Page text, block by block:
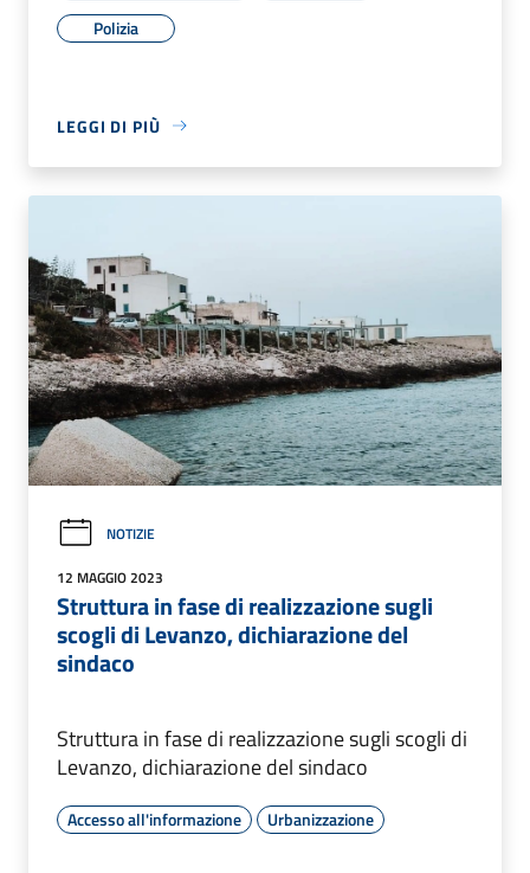
Polizia
LEGGI DI PIÙ
NOTIZIE
12 MAGGIO 2023
Struttura in fase di realizzazione sugli
scogli di Levanzo, dichiarazione del
sindaco
Struttura in fase di realizzazione sugli scogli di
Levanzo, dichiarazione del sindaco
Accesso all'informazione Urbanizzazione